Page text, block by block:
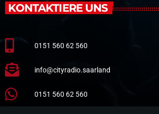
KONTAKTIERE UNS
0151 560 62 560
info@cityradio.saarland
0151 560 62 560